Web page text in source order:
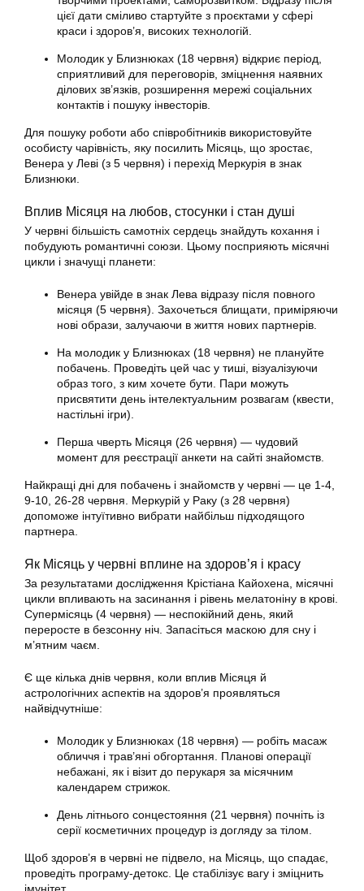
цієї дати сміливо стартуйте з проєктами у сфері
краси і здоров’я, високих технологій.
Молодик у Близнюках (18 червня) відкриє період,
сприятливий для переговорів, зміцнення наявних
ділових зв’язків, розширення мережі соціальних
контактів і пошуку інвесторів.
Для пошуку роботи або співробітників використовуйте
особисту чарівність, яку посилить Місяць, що зростає,
Венера у Леві (з 5 червня) і перехід Меркурія в знак
Близнюки.
Вплив Місяця на любов, стосунки і стан душі
У червні більшість самотніх сердець знайдуть кохання і
побудують романтичні союзи. Цьому посприяють місячні
цикли і значущі планети:
Венера увійде в знак Лева відразу після повного
місяця (5 червня). Захочеться блищати, приміряючи
нові образи, залучаючи в життя нових партнерів.
На молодик у Близнюках (18 червня) не плануйте
побачень. Проведіть цей час у тиші, візуалізуючи
образ того, з ким хочете бути. Пари можуть
присвятити день інтелектуальним розвагам (квести,
настільні ігри).
Перша чверть Місяця (26 червня) — чудовий
момент для реєстрації анкети на сайті знайомств.
Найкращі дні для побачень і знайомств у червні — це 1-4,
9-10, 26-28 червня. Меркурій у Раку (з 28 червня)
допоможе інтуїтивно вибрати найбільш підходящого
партнера.
Як Місяць у червні вплине на здоров’я і красу
За результатами дослідження Крістіана Кайохена, місячні
цикли впливають на засинання і рівень мелатоніну в крові.
Супермісяць (4 червня) — неспокійний день, який
переросте в безсонну ніч. Запасіться маскою для сну і
м’ятним чаєм.
Є ще кілька днів червня, коли вплив Місяця й
астрологічних аспектів на здоров’я проявляться
найвідчутніше:
Молодик у Близнюках (18 червня) — робіть масаж
обличчя і трав’яні обгортання. Планові операції
небажані, як і візит до перукаря за місячним
календарем стрижок.
День літнього сонцестояння (21 червня) почніть із
серії косметичних процедур із догляду за тілом.
Щоб здоров’я в червні не підвело, на Місяць, що спадає,
проведіть програму-детокс. Це стабілізує вагу і зміцнить